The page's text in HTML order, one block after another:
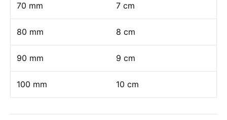
70 mm 7 cm
80 mm 8 cm
90 mm 9 cm
100 mm 10 cm